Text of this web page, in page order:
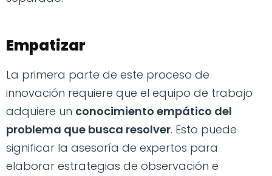
Empatizar
La primera parte de este proceso de
innovación requiere que el equipo de trabajo
adquiere un conocimiento empático del
problema que busca resolver. Esto puede
significar la asesoría de expertos para
elaborar estrategias de observación e